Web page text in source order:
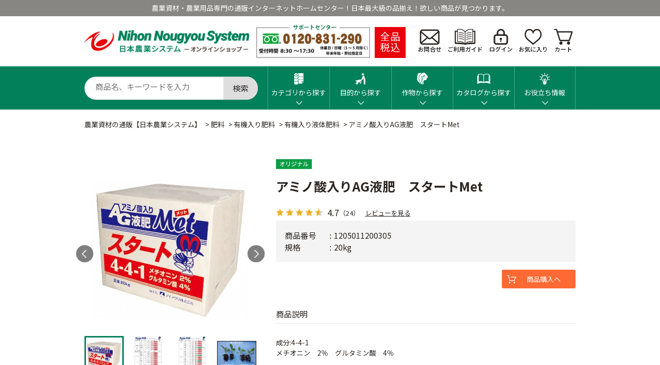
農業資材・農業用品専門の通販インターネットホームセンター！日本最大級の品揃え！欲しい商品が見つかります。
全品
税込 お問合せ ご利用ガイド ログイン お気に入り カート
検索 カテゴリから探す 目的から探す 作物から探す カタログから探す お役立ち情報
農業資材の通販【日本農業システム】 > 肥料 >有機入り肥料 >有機入り液体肥料 > アミノ酸入りAG液肥 スタートMet
アミノ酸入りAG液肥 スタートMet
4.7 （24） レビューを見る
商品説明
成分:4-4-1
メチオニン 2％ グルタミン酸 4％
商品番号
1205011200305
規格
20kg
商品購入へ